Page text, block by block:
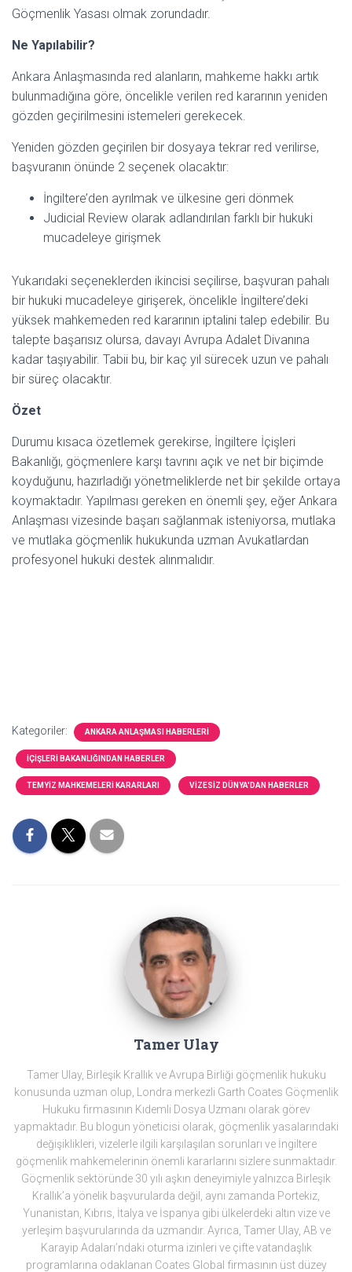
Göçmenlik Yasası olmak zorundadır.
Ne Yapılabilir?
Ankara Anlaşmasında red alanların, mahkeme hakkı artık
bulunmadığına göre, öncelikle verilen red kararının yeniden
gözden geçirilmesini istemeleri gerekecek.
Yeniden gözden geçirilen bir dosyaya tekrar red verilirse,
başvuranın önünde 2 seçenek olacaktır:
İngiltere’den ayrılmak ve ülkesine geri dönmek
Judicial Review olarak adlandırılan farklı bir hukuki
mucadeleye girişmek
Yukarıdaki seçeneklerden ikincisi seçilirse, başvuran pahalı
bir hukuki mucadeleye girişerek, öncelikle İngiltere’deki
yüksek mahkemeden red kararının iptalini talep edebilir. Bu
talepte başarısız olursa, davayı Avrupa Adalet Divanına
kadar taşıyabilir. Tabii bu, bir kaç yıl sürecek uzun ve pahalı
bir süreç olacaktır.
Özet
Durumu kısaca özetlemek gerekirse, İngiltere İçişleri
Bakanlığı, göçmenlere karşı tavrını açık ve net bir biçimde
koyduğunu, hazırladığı yönetmeliklerde net bir şekilde ortaya
koymaktadır. Yapılması gereken en önemli şey, eğer Ankara
Anlaşması vizesinde başarı sağlanmak isteniyorsa, mutlaka
ve mutlaka göçmenlik hukukunda uzman Avukatlardan
profesyonel hukuki destek alınmalıdır.
Kategoriler: ANKARA ANLAŞMASI HABERLERI
İÇIŞLERI BAKANLIĞINDAN HABERLER
TEMYIZ MAHKEMELERI KARARLARI VIZESIZ DÜNYA'DAN HABERLER
Tamer Ulay
Tamer Ulay, Birleşik Krallık ve Avrupa Birliği göçmenlik hukuku
konusunda uzman olup, Londra merkezli Garth Coates Göçmenlik
Hukuku firmasının Kıdemli Dosya Uzmanı olarak görev
yapmaktadır. Bu blogun yöneticisi olarak, göçmenlik yasalarındaki
değişiklikleri, vizelerle ilgili karşılaşılan sorunları ve İngiltere
göçmenlik mahkemelerinin önemli kararlarını sizlere sunmaktadır.
Göçmenlik sektöründe 30 yılı aşkın deneyimiyle yalnızca Birleşik
Krallık’a yönelik başvurularda değil, aynı zamanda Portekiz,
Yunanistan, Kıbrıs, İtalya ve İspanya gibi ülkelerdeki altın vize ve
yerleşim başvurularında da uzmandır. Ayrıca, Tamer Ulay, AB ve
Karayip Adaları’ndaki oturma izinleri ve çifte vatandaşlık
programlarına odaklanan Coates Global firmasının üst düzey